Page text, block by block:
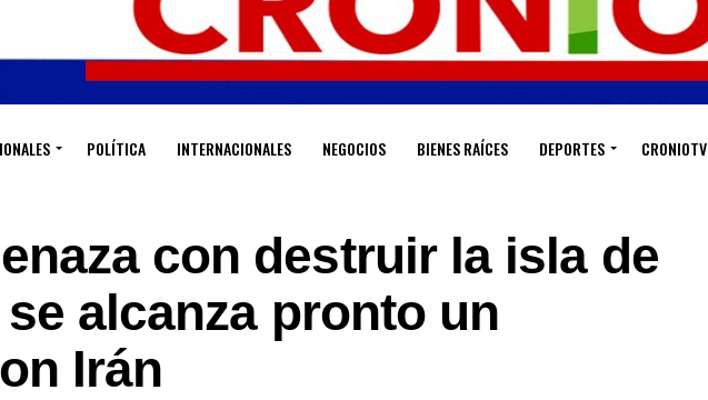
POLÍTICA INTERNACIONALES NEGOCIOS BIENES RAÍCES DEPORTES CRONIOTV
con destruir la isla de
alcanza pronto un
Irán